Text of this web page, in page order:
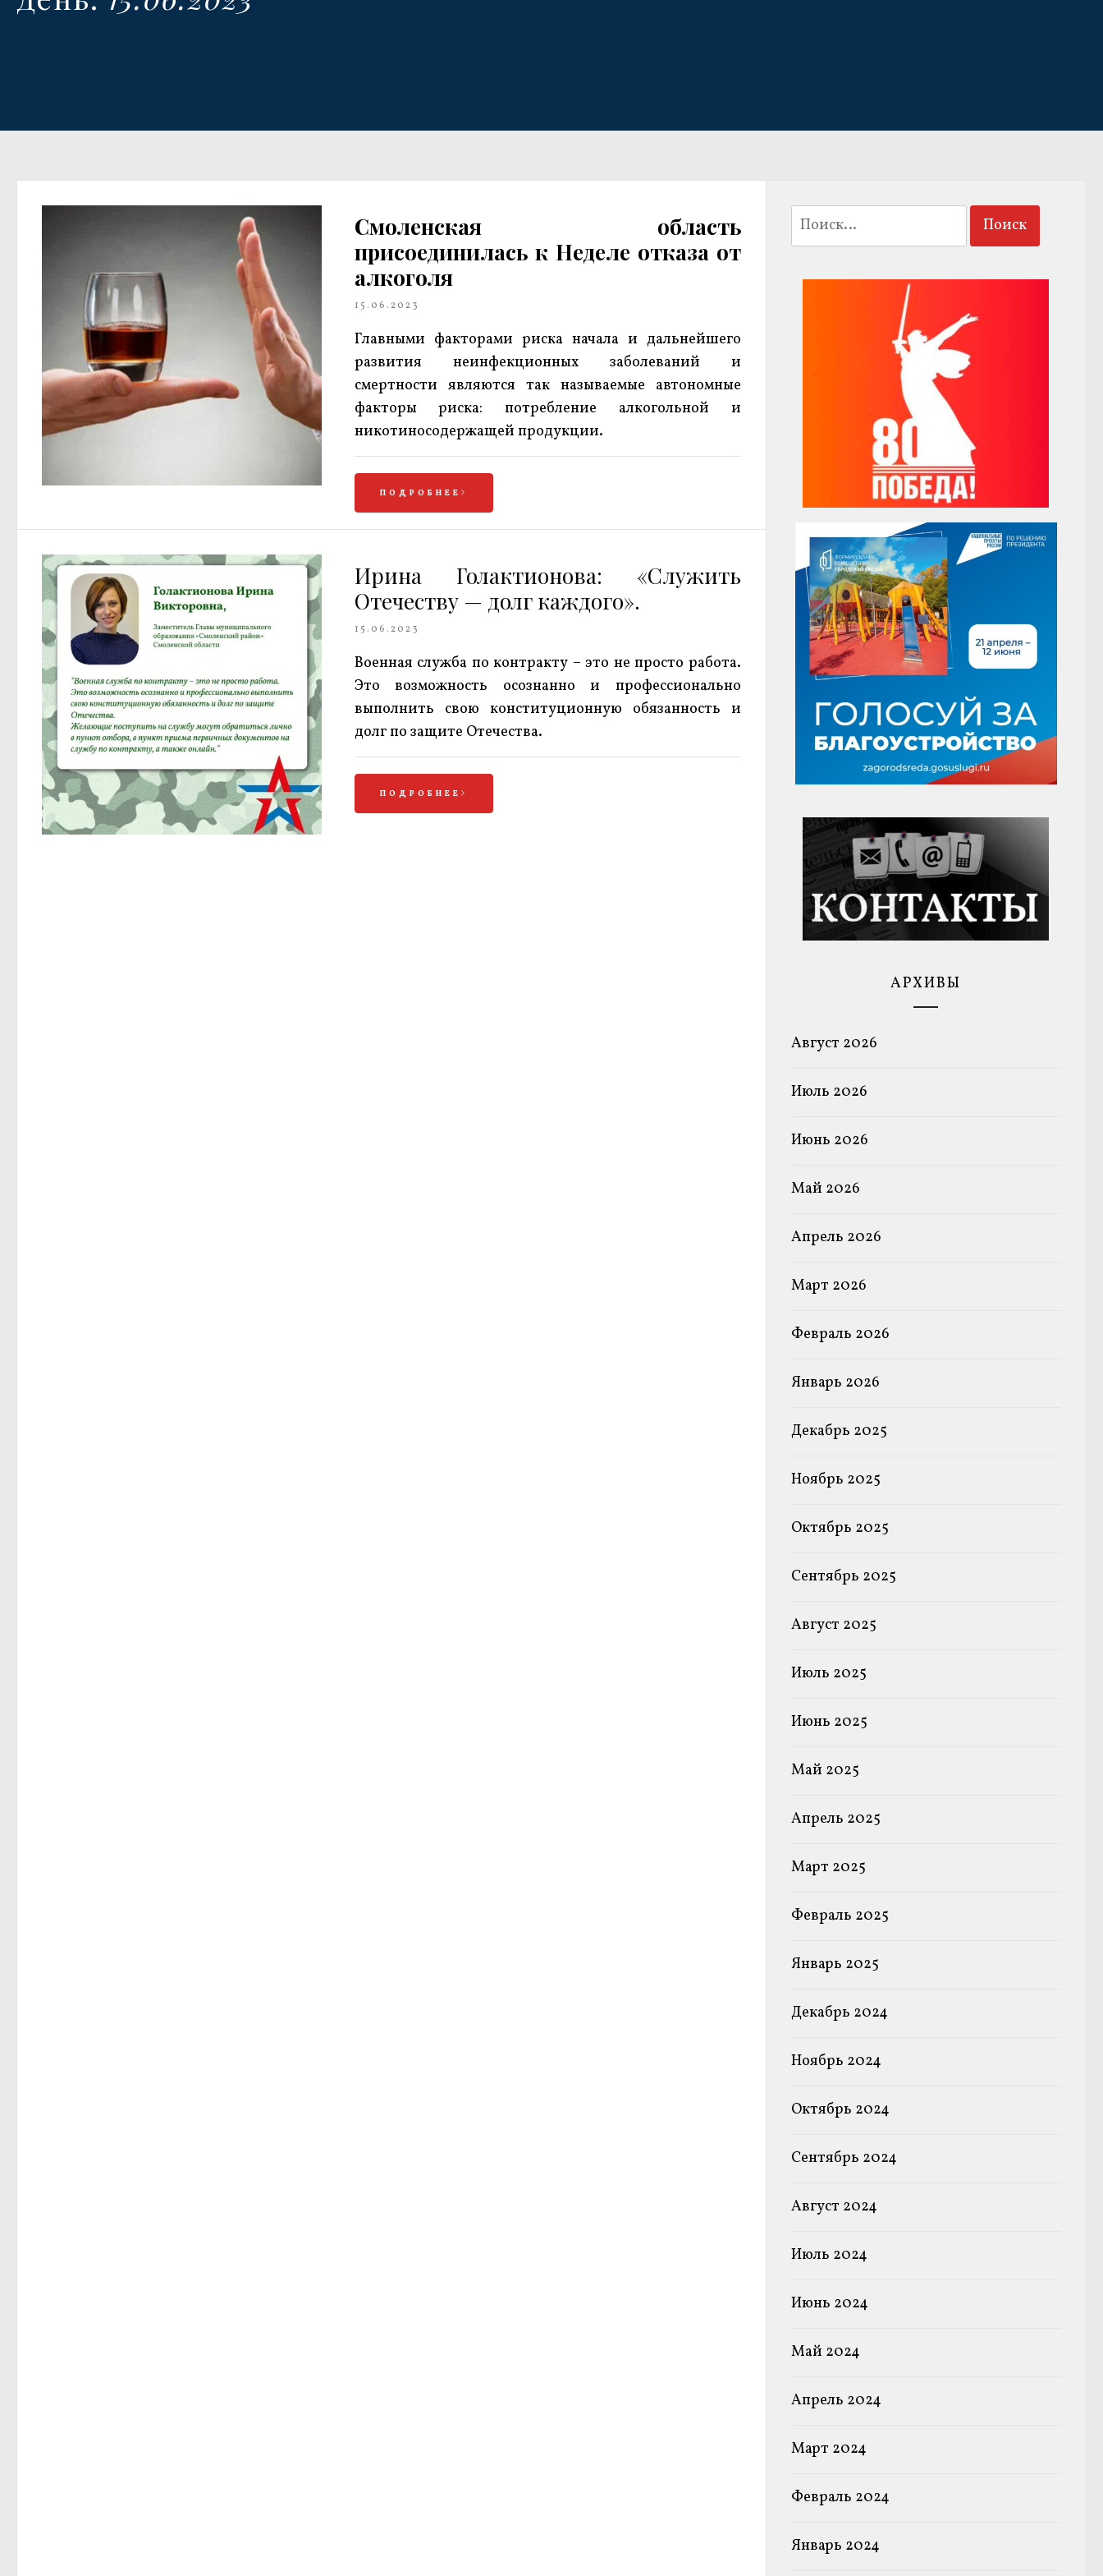
Смоленская область
присоединилась к Неделе отказа от
алкоголя
15.06.2023
Главными факторами риска начала и дальнейшего
развития неинфекционных заболеваний и
смертности являются так называемые автономные
факторы риска: потребление алкогольной и
никотиносодержащей продукции.
ПОДРОБНЕЕ
Ирина Голактионова: «Служить
Отечеству — долг каждого».
15.06.2023
Военная служба по контракту – это не просто работа.
Это возможность осознанно и профессионально
выполнить свою конституционную обязанность и
долг по защите Отечества.
ПОДРОБНЕЕ
Найти:
АРХИВЫ
Август 2026
Июль 2026
Июнь 2026
Май 2026
Апрель 2026
Март 2026
Февраль 2026
Январь 2026
Декабрь 2025
Ноябрь 2025
Октябрь 2025
Сентябрь 2025
Август 2025
Июль 2025
Июнь 2025
Май 2025
Апрель 2025
Март 2025
Февраль 2025
Январь 2025
Декабрь 2024
Ноябрь 2024
Октябрь 2024
Сентябрь 2024
Август 2024
Июль 2024
Июнь 2024
Май 2024
Апрель 2024
Март 2024
Февраль 2024
Январь 2024